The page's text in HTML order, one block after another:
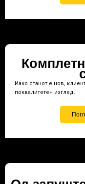
Иако станот е нов,
поквалитетен изглед.